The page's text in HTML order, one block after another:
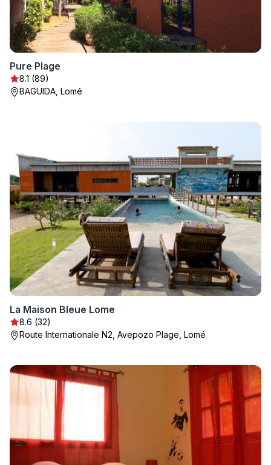
Pure Plage
8.1 (89)
BAGUIDA, Lomé
La Maison Bleue Lome
8.6 (32)
Route Internationale N2, Avepozo Plage, Lomé